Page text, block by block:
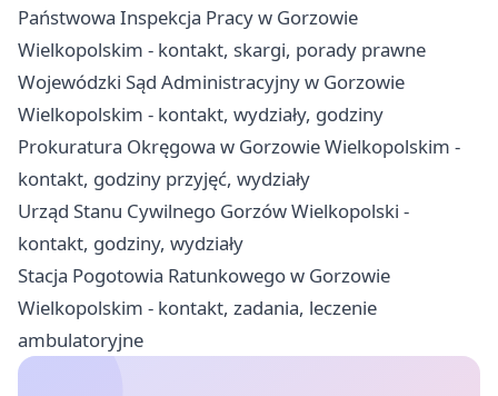
Państwowa Inspekcja Pracy w Gorzowie
Wielkopolskim - kontakt, skargi, porady prawne
Wojewódzki Sąd Administracyjny w Gorzowie
Wielkopolskim - kontakt, wydziały, godziny
Prokuratura Okręgowa w Gorzowie Wielkopolskim -
kontakt, godziny przyjęć, wydziały
Urząd Stanu Cywilnego Gorzów Wielkopolski -
kontakt, godziny, wydziały
Stacja Pogotowia Ratunkowego w Gorzowie
Wielkopolskim - kontakt, zadania, leczenie
ambulatoryjne